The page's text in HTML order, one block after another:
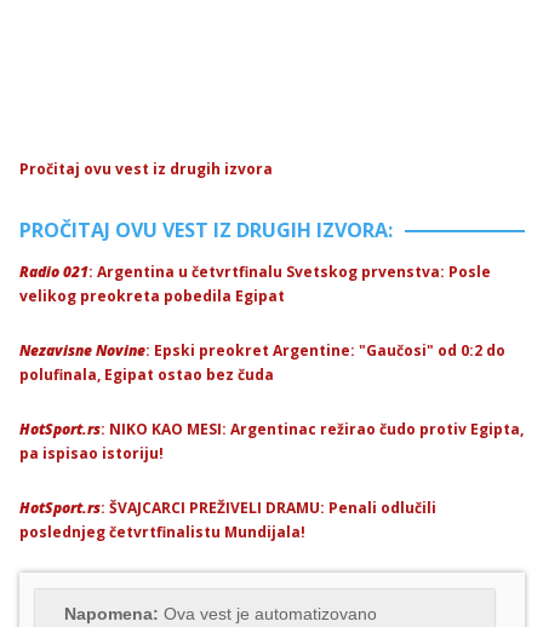
Pročitaj ovu vest iz drugih izvora
PROČITAJ OVU VEST IZ DRUGIH IZVORA:
Radio 021: Argentina u četvrtfinalu Svetskog prvenstva: Posle
velikog preokreta pobedila Egipat
Nezavisne Novine: Epski preokret Argentine: "Gaučosi" od 0:2 do
polufinala, Egipat ostao bez čuda
HotSport.rs: NIKO KAO MESI: Argentinac režirao čudo protiv Egipta,
pa ispisao istoriju!
HotSport.rs: ŠVAJCARCI PREŽIVELI DRAMU: Penali odlučili
poslednjeg četvrtfinalistu Mundijala!
Napomena: Ova vest je automatizovano